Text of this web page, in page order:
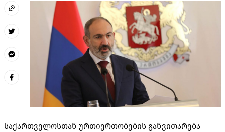
საქართველოსთან ურთიერთობების განვითარება